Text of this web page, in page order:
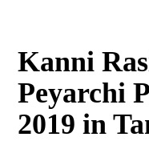
Kanni
Peyarchi
2019 in